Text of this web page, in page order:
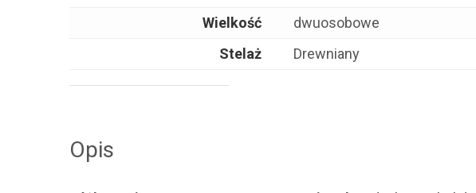
Wielkość
dwuosobowe
Stelaż
Drewniany
Opis